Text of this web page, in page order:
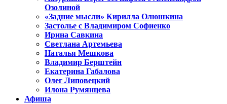
Озолиной
«Задние мысли» Кирилла Олюшкина
Застолье с Владимиром Софиенко
Ирина Савкина
Светлана Артемьева
Наталья Мешкова
Владимир Берштейн
Екатерина Габалова
Олег Липовецкий
Илона Румянцева
Афиша